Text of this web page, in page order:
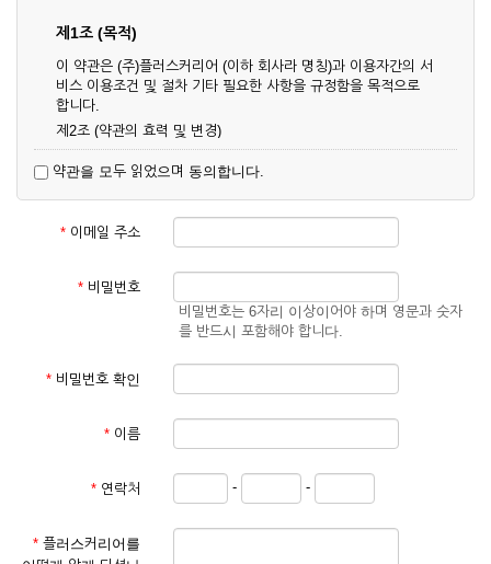
제1조 (목적)
이 약관은 (주)플러스커리어 (이하 회사라 명칭)과 이용자간의 서
비스 이용조건 및 절차 기타 필요한 사항을 규정함을 목적으로
합니다.
제2조 (약관의 효력 및 변경)
업상 중요 하거나 합리적인 사유가 발생할 경우 온라인 공사를
통하여 변경할 수 있습니다.
② 회원은 변경된 약관에 동의하지 않을 경우 서비스 이용을 중
단하고 이용계약을 해지할 수 있습니다. 약관의 효력 발생일 이
것으로 간주됩니다.
제3조 (약관의 외 준칙)
관계법령의 규정에 따릅니다.
① 서비스 이용계약은 서비스 이용 희망자가 본 약관에 동의한
를 심사, 승낙함으로써 성립하며, 회사는 신청자의 실명 확인 절
차를 밟을 수 있습니다.
약관을 모두 읽었으며 동의합니다.
* 이메일 주소
* 비밀번호
비밀번호는 6자리 이상이어야 하며 영문과 숫자
를 반드시 포함해야 합니다.
* 비밀번호 확인
* 이름
* 연락처 - -
* 플러스커리어를